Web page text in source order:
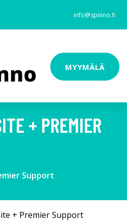
info@spinno.fi
MYYMÄLÄ
+ PREMIER
Support